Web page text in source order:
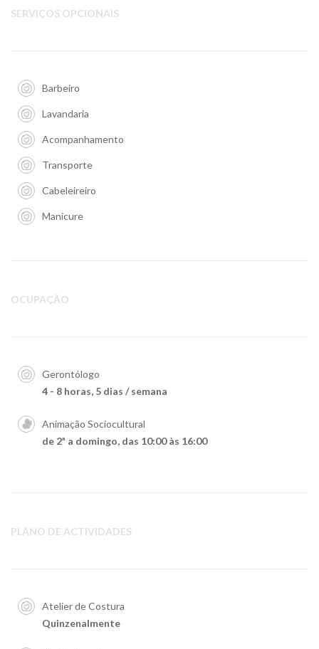
SERVIÇOS OPCIONAIS
Barbeiro
Lavandaria
Acompanhamento
Transporte
Cabeleireiro
Manicure
OCUPAÇÃO
Gerontólogo
4 - 8 horas, 5 dias / semana
Animação Sociocultural
de 2ª a domingo, das 10:00 às 16:00
PLANO DE ACTIVIDADES
Atelier de Costura
Quinzenalmente